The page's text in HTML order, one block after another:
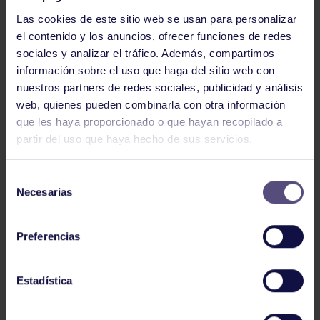
Las cookies de este sitio web se usan para personalizar
el contenido y los anuncios, ofrecer funciones de redes
sociales y analizar el tráfico. Además, compartimos
información sobre el uso que haga del sitio web con
nuestros partners de redes sociales, publicidad y análisis
web, quienes pueden combinarla con otra información
que les haya proporcionado o que hayan recopilado a
partir del uso que haya hecho de sus servicios.
Necesarias
Preferencias
Estadística
Baloncesto
ÚLTIMOS RESULTADOS DE LA SECCIÓN
Baloncesto